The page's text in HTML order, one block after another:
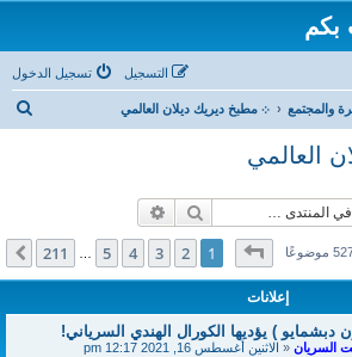
بكم
تسجيل الدخول التسجيل
والمجتمع ܀ مطبخ ديريك ديلان العالمي
ب
العالمي
بحث
موضوعًا
صفحة1من 211
1
2
3
4
5
211 التالي
إعلانات
دبشمايو ) يؤديها الكورال الهندي السرياني!
السريان«الاثنين أغسطس 16, 2021 12:17 pm